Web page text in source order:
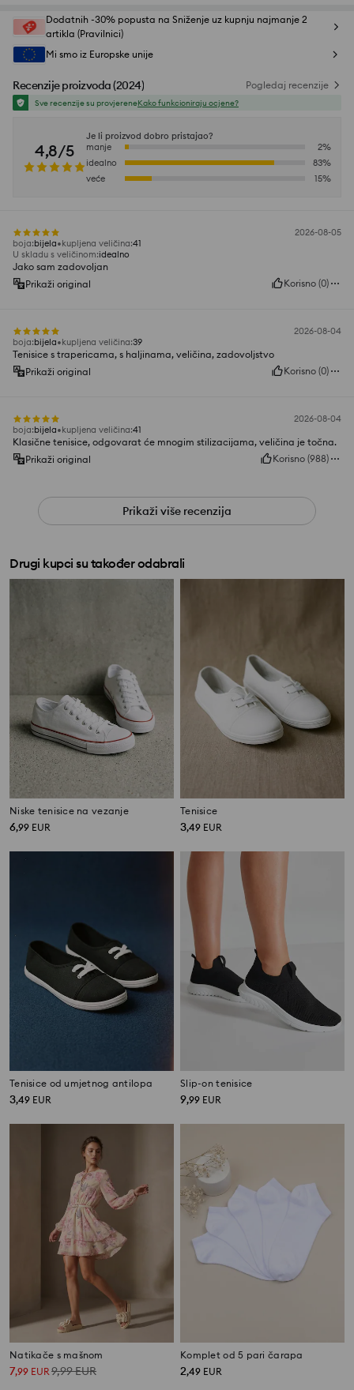
Dodatnih -30% popusta na Sniženje uz kupnju najmanje 2
artikla (Pravilnici)
Mi smo iz Europske unije
Recenzije proizvoda(2024) Pogledaj recenzije
Sve recenzije su provjereneKako funkcioniraju ocjene?
4,8/5
Je li proizvod dobro pristajao?
manje
2%
idealno
83%
veće
15%
2026-08-05
boja:bijela kupljena veličina:41
U skladu s veličinom:idealno
Jako sam zadovoljan
Prikaži original
Korisno (0)
2026-08-04
boja:bijela kupljena veličina:39
Tenisice s trapericama, s haljinama, veličina, zadovoljstvo
Prikaži original
Korisno (0)
2026-08-04
boja:bijela kupljena veličina:41
Klasične tenisice, odgovarat će mnogim stilizacijama, veličina je točna.
Prikaži original
Korisno (988)
Prikaži više recenzija
Drugi kupci su također odabrali
Niske tenisice na vezanje
6,99 EUR
Tenisice
3,49 EUR
Tenisice od umjetnog antilopa
3,49 EUR
Slip-on tenisice
9,99 EUR
Natikače s mašnom
7,99 EUR9,99EUR
Komplet od 5 pari čarapa
2,49 EUR